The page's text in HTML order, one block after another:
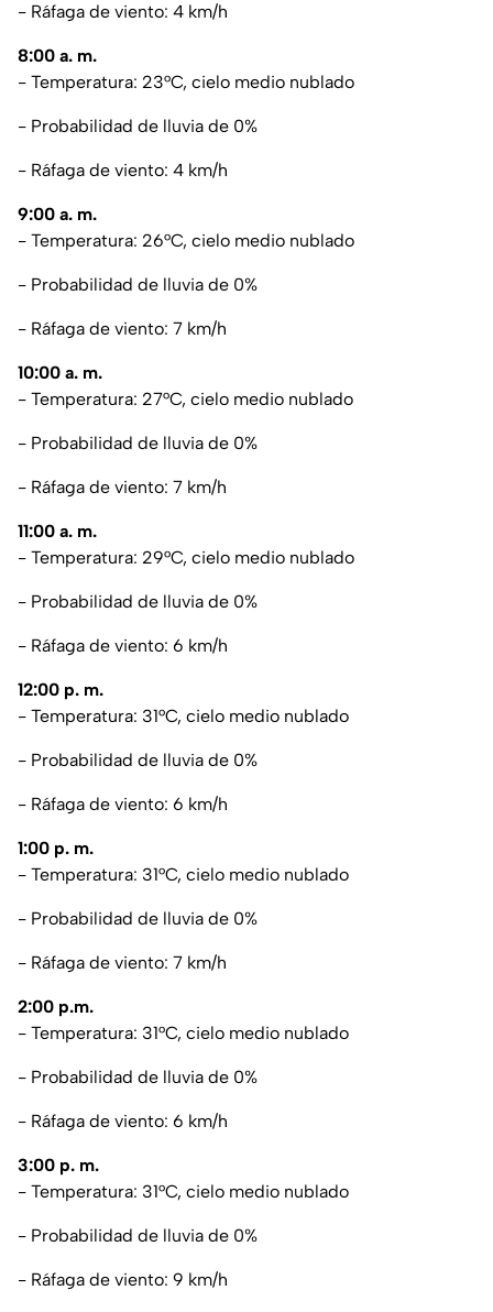
- Ráfaga de viento: 4 km/h
8:00 a. m.
- Temperatura: 23°C, cielo medio nublado
- Probabilidad de lluvia de 0%
- Ráfaga de viento: 4 km/h
9:00 a. m.
- Temperatura: 26°C, cielo medio nublado
- Probabilidad de lluvia de 0%
- Ráfaga de viento: 7 km/h
10:00 a. m.
- Temperatura: 27°C, cielo medio nublado
- Probabilidad de lluvia de 0%
- Ráfaga de viento: 7 km/h
11:00 a. m.
- Temperatura: 29°C, cielo medio nublado
- Probabilidad de lluvia de 0%
- Ráfaga de viento: 6 km/h
12:00 p. m.
- Temperatura: 31°C, cielo medio nublado
- Probabilidad de lluvia de 0%
- Ráfaga de viento: 6 km/h
1:00 p. m.
- Temperatura: 31°C, cielo medio nublado
- Probabilidad de lluvia de 0%
- Ráfaga de viento: 7 km/h
2:00 p.m.
- Temperatura: 31°C, cielo medio nublado
- Probabilidad de lluvia de 0%
- Ráfaga de viento: 6 km/h
3:00 p. m.
- Temperatura: 31°C, cielo medio nublado
- Probabilidad de lluvia de 0%
- Ráfaga de viento: 9 km/h